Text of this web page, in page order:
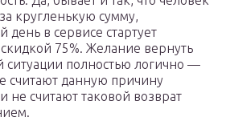
кругленькую сумму,
день в сервисе стартует
75%. Желание вернуть
ситуации полностью логично —
считают данную причину
не считают таковой возврат